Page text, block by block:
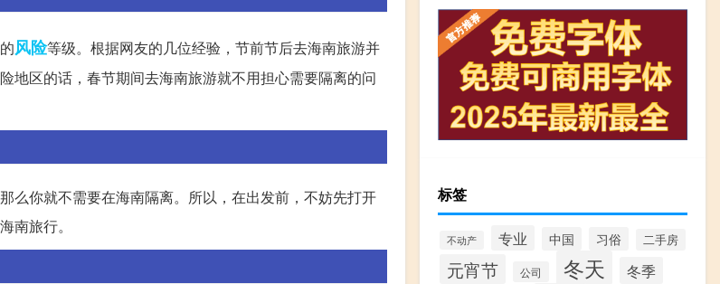
风险等级。根据网友的几位经验，节前节后去海南旅游并
地区的话，春节期间去海南旅游就不用担心需要隔离的问
么你就不需要在海南隔离。所以，在出发前，不妨先打开
南旅行。
标签
不动产 专业 中国 习俗 二手房
元宵节 公司 冬天 冬季